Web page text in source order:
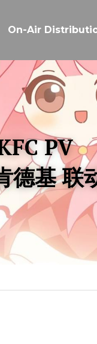
On-Air
PV
德基